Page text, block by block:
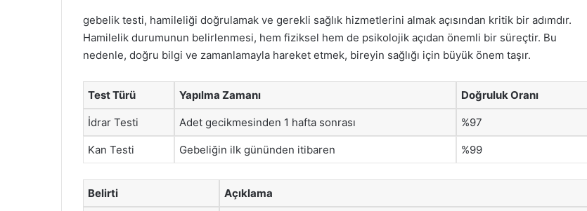
gebelik testi, hamileliği doğrulamak ve gerekli sağlık hizmetlerini almak açısından kritik bir adımdır.
Hamilelik durumunun belirlenmesi, hem fiziksel hem de psikolojik açıdan önemli bir süreçtir. Bu
nedenle, doğru bilgi ve zamanlamayla hareket etmek, bireyin sağlığı için büyük önem taşır.
Test Türü Yapılma Zamanı Doğruluk Oranı
İdrar Testi Adet gecikmesinden 1 hafta sonrası %97
Kan Testi Gebeliğin ilk gününden itibaren %99
Belirti Açıklama